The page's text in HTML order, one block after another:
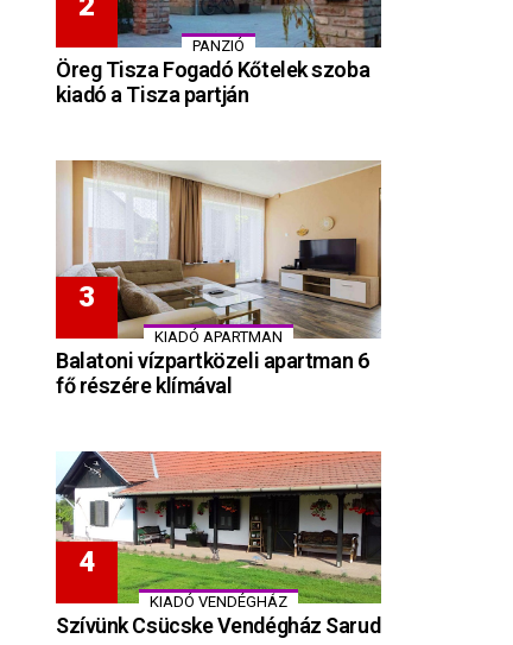
PANZIÓ
Öreg Tisza Fogadó Kőtelek szoba
kiadó a Tisza partján
KIADÓ APARTMAN
Balatoni vízpartközeli apartman 6
fő részére klímával
KIADÓ VENDÉGHÁZ
Szívünk Csücske Vendégház Sarud